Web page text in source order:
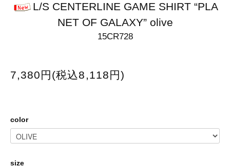
L/S CENTERLINE GAME SHIRT “PLA
NET OF GALAXY” olive
15CR728
7,380円(税込8,118円)
color
size